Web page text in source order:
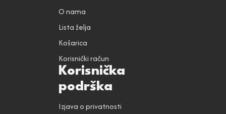
O nama
Lista želja
Košarica
Korisnički račun
Korisnička
podrška
Izjava o privatnosti